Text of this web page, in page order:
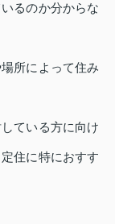
るのか分からな
所によって住み
ている方に向け
住に特におすす